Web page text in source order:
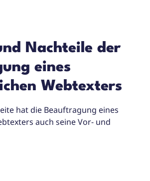
Nachteile der
eines
Webtexters
hat die Beauftragung eines
auch seine Vor- und